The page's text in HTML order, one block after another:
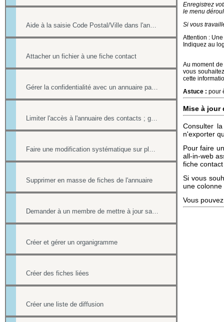
Aide à la saisie Code Postal/Ville dans l'annuaire des contacts
Attacher un fichier à une fiche contact
Gérer la confidentialité avec un annuaire partagé
Limiter l'accès à l'annuaire des contacts ; gérer les listes de contacts
Faire une modification systématique sur plusieurs fiches
Supprimer en masse de fiches de l'annuaire
Demander à un membre de mettre à jour sa fiche contact de l'annuaire
Créer et gérer un organigramme
Créer des fiches liées
Créer une liste de diffusion
Enregistrez
le menu
Si vous
Attention :
Indiquez au
Au moment
vous
cette
Astuce : pour
Mise à jour
Consulter
n'exporter
Pour faire
all-in-web
fiche
Si vous
une colonne
Vous